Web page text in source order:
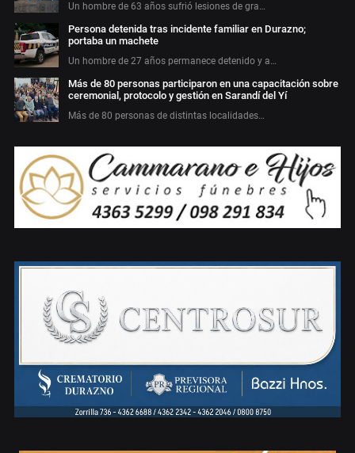
Un hombre de 63 años sufrió lesiones de gra…
Persona detenida tras incidente familiar en Durazno;
portaba un machete
Un hombre de 27 años permanece detenido y a…
Más de 80 personas participaron en una capacitación sobre
ceremonial, protocolo y gestión en Sarandí del Yí
Más de 80 personas de distintas localidades…